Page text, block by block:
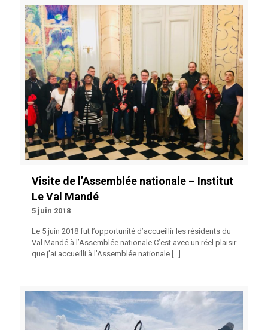
Visite de l’Assemblée nationale – Institut
Le Val Mandé
5 juin 2018
Le 5 juin 2018 fut l’opportunité d’accueillir les résidents du
Val Mandé à l’Assemblée nationale C’est avec un réel plaisir
que j’ai accueilli à l’Assemblée nationale […]